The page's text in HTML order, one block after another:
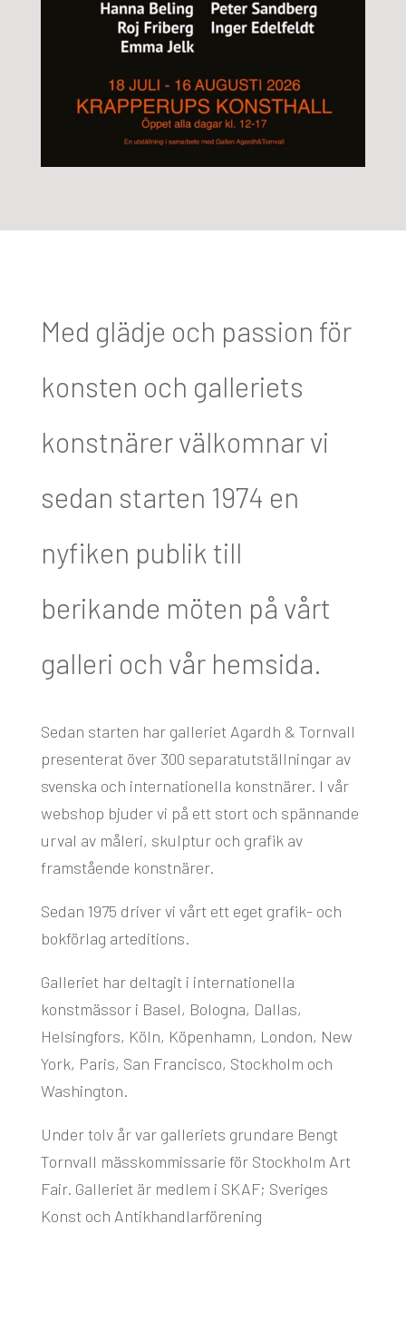
Med glädje och passion för
konsten och galleriets
konstnärer välkomnar vi
sedan starten 1974 en
nyfiken publik till
berikande möten på vårt
galleri och vår hemsida.
Sedan starten har galleriet Agardh & Tornvall
presenterat över 300 separatutställningar av
svenska och internationella konstnärer. I vår
webshop bjuder vi på ett stort och spännande
urval av måleri, skulptur och grafik av
framstående konstnärer.
Sedan 1975 driver vi vårt ett eget grafik- och
bokförlag arteditions.
Galleriet har deltagit i internationella
konstmässor i Basel, Bologna, Dallas,
Helsingfors, Köln, Köpenhamn, London, New
York, Paris, San Francisco, Stockholm och
Washington.
Under tolv år var galleriets grundare Bengt
Tornvall mässkommissarie för Stockholm Art
Fair. Galleriet är medlem i SKAF; Sveriges
Konst och Antikhandlarförening